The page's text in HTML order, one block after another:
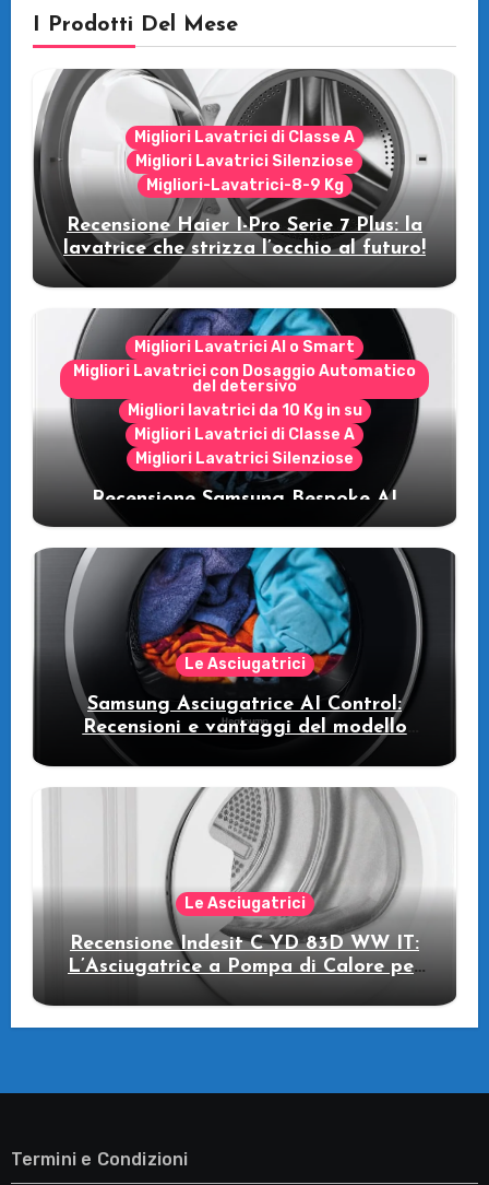
I Prodotti Del Mese
Migliori Lavatrici di Classe A
Migliori Lavatrici Silenziose
Migliori-Lavatrici-8-9 Kg
Recensione Haier I-Pro Serie 7 Plus: la
lavatrice che strizza l’occhio al futuro!
Migliori Lavatrici AI o Smart
Migliori Lavatrici con Dosaggio Automatico
del detersivo
Migliori lavatrici da 10 Kg in su
Migliori Lavatrici di Classe A
Migliori Lavatrici Silenziose
Recensione Samsung Bespoke AI
WW11DB7B94GE/U3: la lavatrice
intelligente che fa risparmiare
Le Asciugatrici
Samsung Asciugatrice AI Control:
Recensioni e vantaggi del modello
Le Asciugatrici
Recensione Indesit C YD 83D WW IT:
L’Asciugatrice a Pompa di Calore per
il Tuo Benessere
Termini e Condizioni